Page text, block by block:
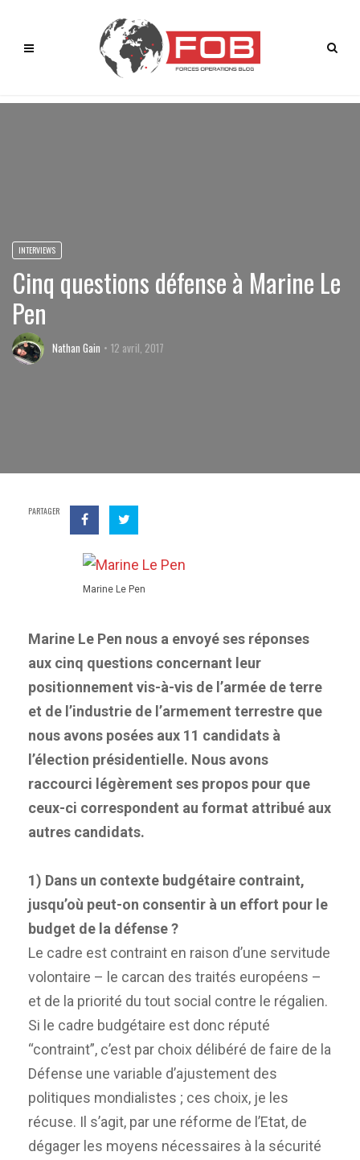
INTERVIEWS
Cinq questions défense à Marine Le
Pen
Nathan Gain 12 avril, 2017
PARTAGER
Marine Le Pen
Marine Le Pen nous a envoyé ses réponses
aux cinq questions concernant leur
positionnement vis-à-vis de l’armée de terre
et de l’industrie de l’armement terrestre que
nous avons posées aux 11 candidats à
l’élection présidentielle. Nous avons
raccourci légèrement ses propos pour que
ceux-ci correspondent au format attribué aux
autres candidats.
1) Dans un contexte budgétaire contraint,
jusqu’où peut-on consentir à un effort pour le
budget de la défense ?
Le cadre est contraint en raison d’une servitude
volontaire – le carcan des traités européens –
et de la priorité du tout social contre le régalien.
Si le cadre budgétaire est donc réputé
“contraint”, c’est par choix délibéré de faire de la
Défense une variable d’ajustement des
politiques mondialistes ; ces choix, je les
récuse. Il s’agit, par une réforme de l’Etat, de
dégager les moyens nécessaires à la sécurité